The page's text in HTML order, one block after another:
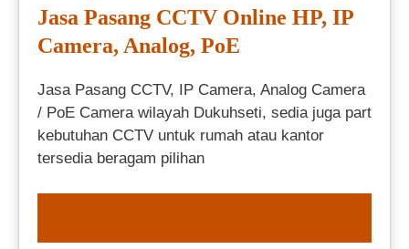
Jasa Pasang CCTV Online HP, IP
Camera, Analog, PoE
Jasa Pasang CCTV, IP Camera, Analog Camera
/ PoE Camera wilayah Dukuhseti, sedia juga part
kebutuhan CCTV untuk rumah atau kantor
tersedia beragam pilihan